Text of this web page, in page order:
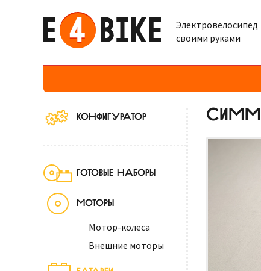
Электровелосипед
своими руками
КОНФИГУРАТОР
ГОТОВЫЕ НАБОРЫ
МОТОРЫ
Мотор-колеса
Внешние моторы